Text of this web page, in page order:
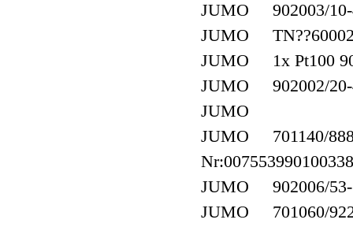
JUMO 902003/10-
JUMO
JUMO 1x Pt100
JUMO 902002/20-
JUMO
JUMO 701140/
JUMO 902006/53-
JUMO 701060/